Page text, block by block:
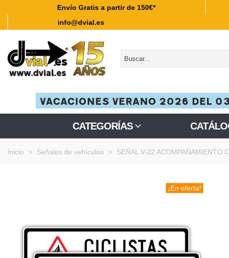
Envío Gratis a partir de 150€*
info@dvial.es
CATEGORÍAS
Inicio > Señales de vehículos > SEÑAL V-22 ACOMPAÑAMIENTO
¡En oferta!